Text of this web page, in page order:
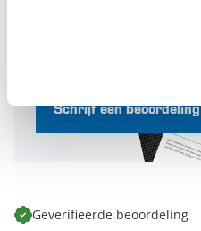
Schrijf een beoordeling
Geverifieerde beoordeling